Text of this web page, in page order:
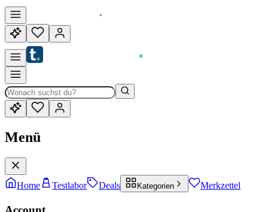
Menü
Home Testlabor Deals Kategorien Merkzettel